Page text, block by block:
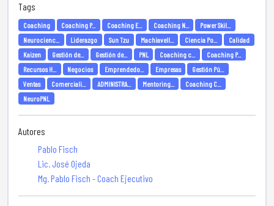
Tags
Coaching Coaching P... Coaching E... Coaching N...
Power Skil...
Neurocienc...
Liderazgo Sun Tzu Machiavell... Ciencia Po...
Calidad
Kaizen
Gestión de... Gestión de... PNL Coaching c...
Coaching P...
Recursos H...
Negocios Emprendedo... Empresas
Gestión Pú...
Ventas
Comerciali... ADMINISTRA... Mentoring...
Coaching C...
NeuroPNL
Autores
Pablo Fisch
Lic. José Ojeda
Mg. Pablo Fisch - Coach Ejecutivo